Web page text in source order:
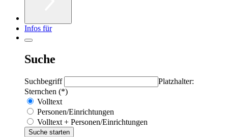
Infos für
Suche
Suchbegriff
Platzhalter:
Sternchen (*)
Volltext
Personen/Einrichtungen
Volltext + Personen/Einrichtungen